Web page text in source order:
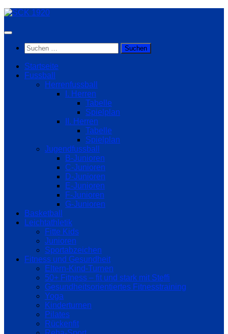
Zum
springen
Suchen
nach:
Startseite
Fussball
Herrenfussball
I. Herren
Tabelle
Spielplan
II. Herren
Tabelle
Spielplan
Jugendfussball
B-Junioren
C-Junioren
D-Junioren
E-Junioren
F-Junioren
G-Junioren
Basketball
Leichtathletik
Fitte Kids
Junioren
Sportabzeichen
Fitness und Gesundheit
Eltern-Kind-Turnen
50+ Fitness – fit und stark mit Steffi
Gesundheitsorientiertes Fitnesstraining
Yoga
Kinderturnen
Pilates
Rückenfit